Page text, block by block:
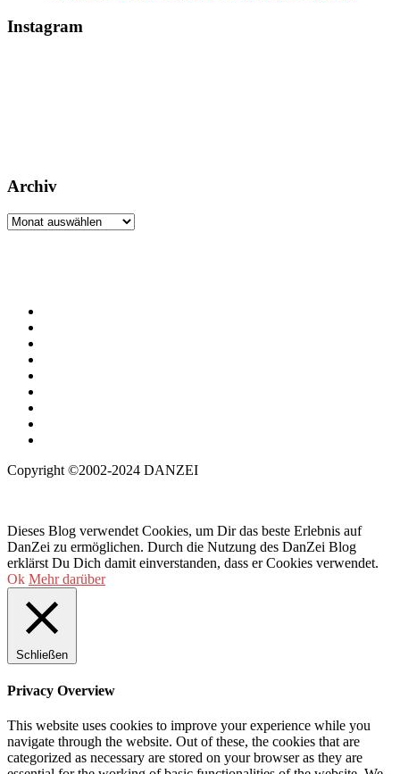
Instagram
Archiv
Archiv
Copyright ©2002-2024 DANZEI
Dieses Blog verwendet Cookies, um Dir das beste Erlebnis auf
DanZei zu ermöglichen. Durch die Nutzung des DanZei Blog
erklärst Du Dich damit einverstanden, dass er Cookies verwendet.
Ok Mehr darüber
Schließen
Privacy Overview
This website uses cookies to improve your experience while you
navigate through the website. Out of these, the cookies that are
categorized as necessary are stored on your browser as they are